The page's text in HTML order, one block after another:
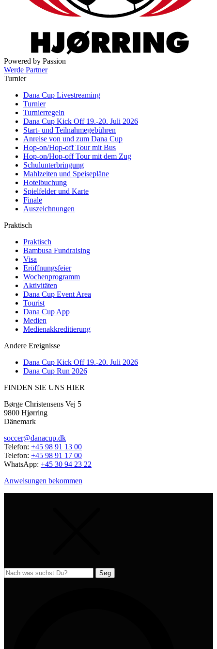
Powered by Passion
Werde Partner
Turnier
Dana Cup Livestreaming
Turnier
Turnierregeln
Dana Cup Kick Off 19.-20. Juli 2026
Start- und Teilnahmegebühren
Anreise von und zum Dana Cup
Hop-on/Hop-off Tour mit Bus
Hop-on/Hop-off Tour mit dem Zug
Schulunterbringung
Mahlzeiten und Speisepläne
Hotelbuchung
Spielfelder und Karte
Finale
Auszeichnungen
Praktisch
Praktisch
Bambusa Fundraising
Visa
Eröffnungsfeier
Wochenprogramm
Aktivitäten
Dana Cup Event Area
Tourist
Dana Cup App
Medien
Medienakkreditierung
Andere Ereignisse
Dana Cup Kick Off 19.-20. Juli 2026
Dana Cup Run 2026
FINDEN SIE UNS HIER
Børge Christensens Vej 5
9800 Hjørring
Dänemark
soccer@danacup.dk
Telefon: +45 98 91 13 00
Telefon: +45 98 91 17 00
WhatsApp: +45 30 94 23 22
Anweisungen bekommen